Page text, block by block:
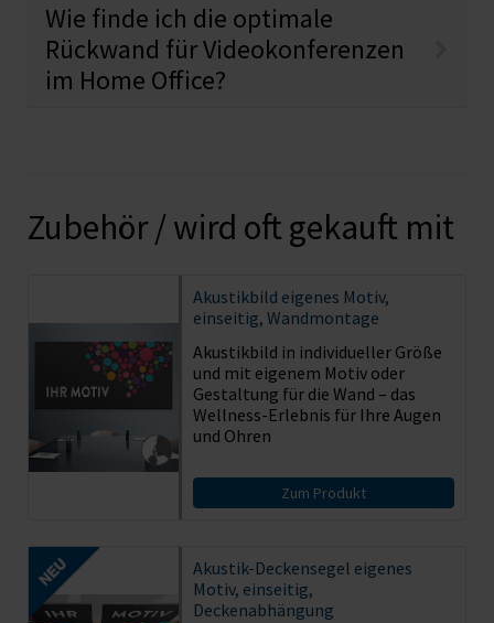
Wie finde ich die optimale
Rückwand für Videokonferenzen
im Home Office?
Zubehör / wird oft gekauft mit
Akustikbild eigenes Motiv,
einseitig, Wandmontage
Akustikbild in individueller Größe
und mit eigenem Motiv oder
Gestaltung für die Wand – das
Wellness-Erlebnis für Ihre Augen
und Ohren
Zum Produkt
Akustik-Deckensegel eigenes
Motiv, einseitig,
Deckenabhängung